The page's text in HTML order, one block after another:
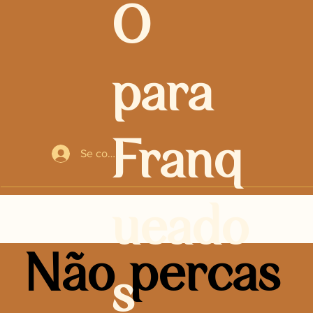
Não percas
Se connecter
O
para
Franq
ueado
s